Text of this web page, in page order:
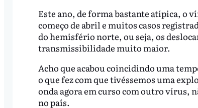
Este ano, de forma bastante atípica, o
começo de abril e muitos casos
do hemisfério norte, ou seja, os
transmissibilidade muito maior.
Acho que acabou coincidindo uma
o que fez com que tivéssemos uma
onda agora em curso com outro vírus,
no país.